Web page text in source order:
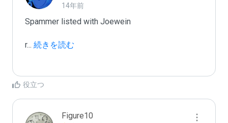
14年前
Spammer listed with Joewein
r... 続きを読む
役立つ
Figure10